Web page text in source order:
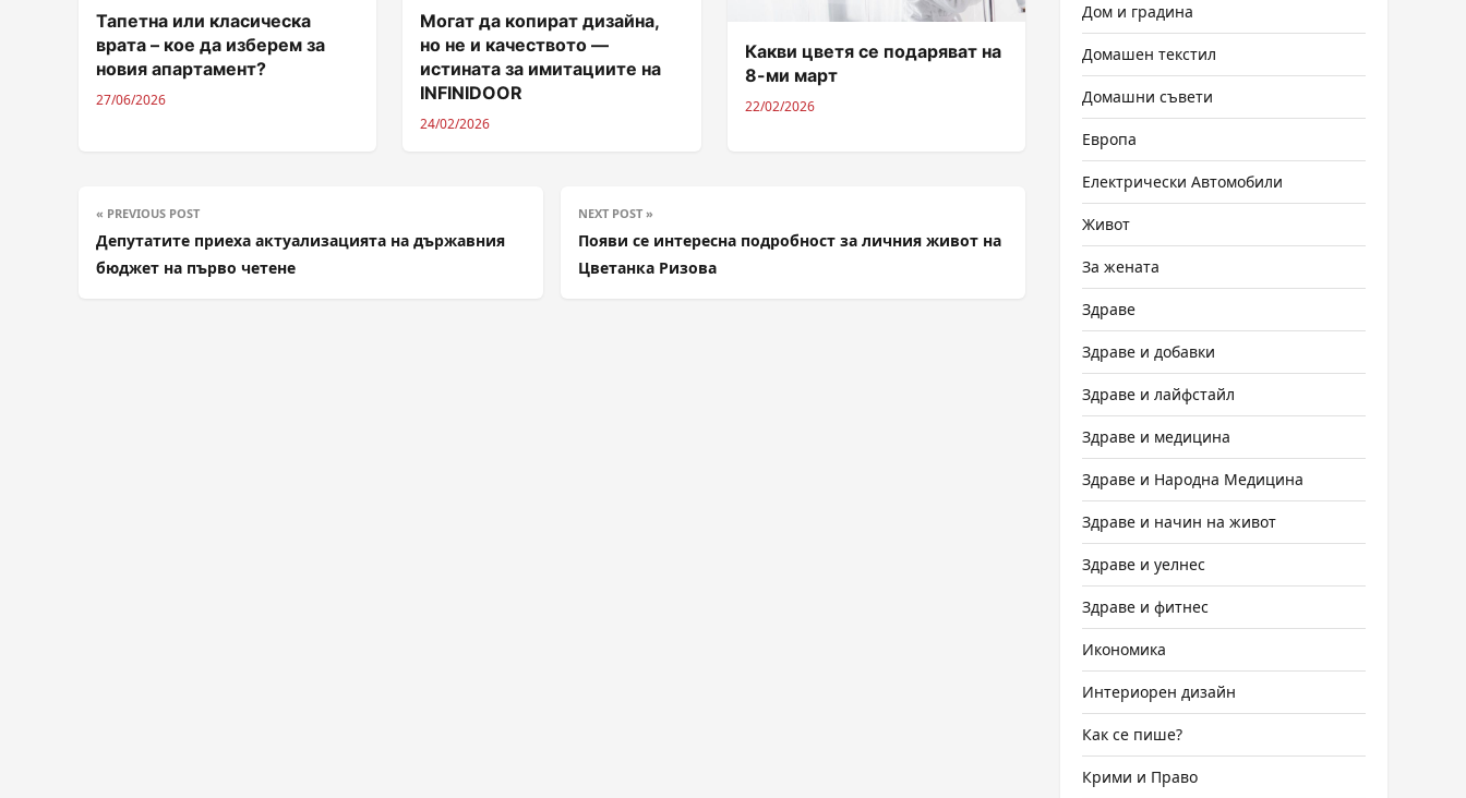
Тапетна или класическа
врата – кое да изберем за
новия апартамент?
27/06/2026
Могат да копират дизайна,
но не и качеството —
истината за имитациите на
INFINIDOOR
24/02/2026
Какви цветя се подаряват на
8-ми март
22/02/2026
« PREVIOUS POST
Депутатите приеха актуализацията на държавния
бюджет на първо четене
NEXT POST »
Появи се интересна подробност за личния живот на
Цветанка Ризова
Дом и градина
Домашен текстил
Домашни съвети
Европа
Електрически Автомобили
Живот
За жената
Здраве
Здраве и добавки
Здраве и лайфстайл
Здраве и медицина
Здраве и Народна Медицина
Здраве и начин на живот
Здраве и уелнес
Здраве и фитнес
Икономика
Интериорен дизайн
Как се пише?
Крими и Право